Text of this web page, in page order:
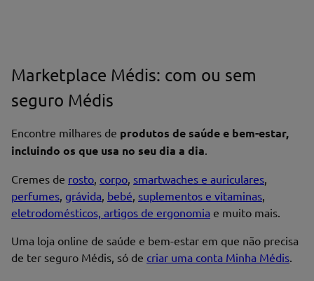
Marketplace Médis: com ou sem
seguro Médis
Encontre milhares de produtos de saúde e bem-estar,
incluindo os que usa no seu dia a dia
Cremes de rosto corpo smartwaches e auriculares
perfumes grávida bebé suplementos e vitaminas
eletrodomésticos, artigos de ergonomia e muito mais.
Uma loja online de saúde e bem-estar em que não precisa
de ter seguro Médis, só de criar uma conta Minha Médis